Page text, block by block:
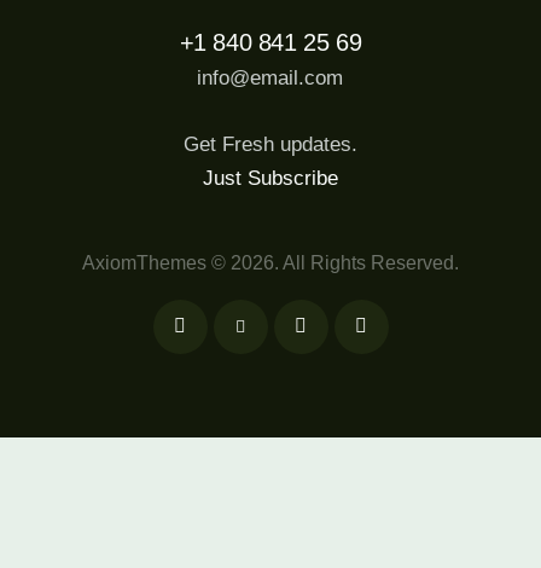
+1 840 841 25 69
info@email.com
Get Fresh updates.
Just Subscribe
AxiomThemes © 2026. All Rights Reserved.